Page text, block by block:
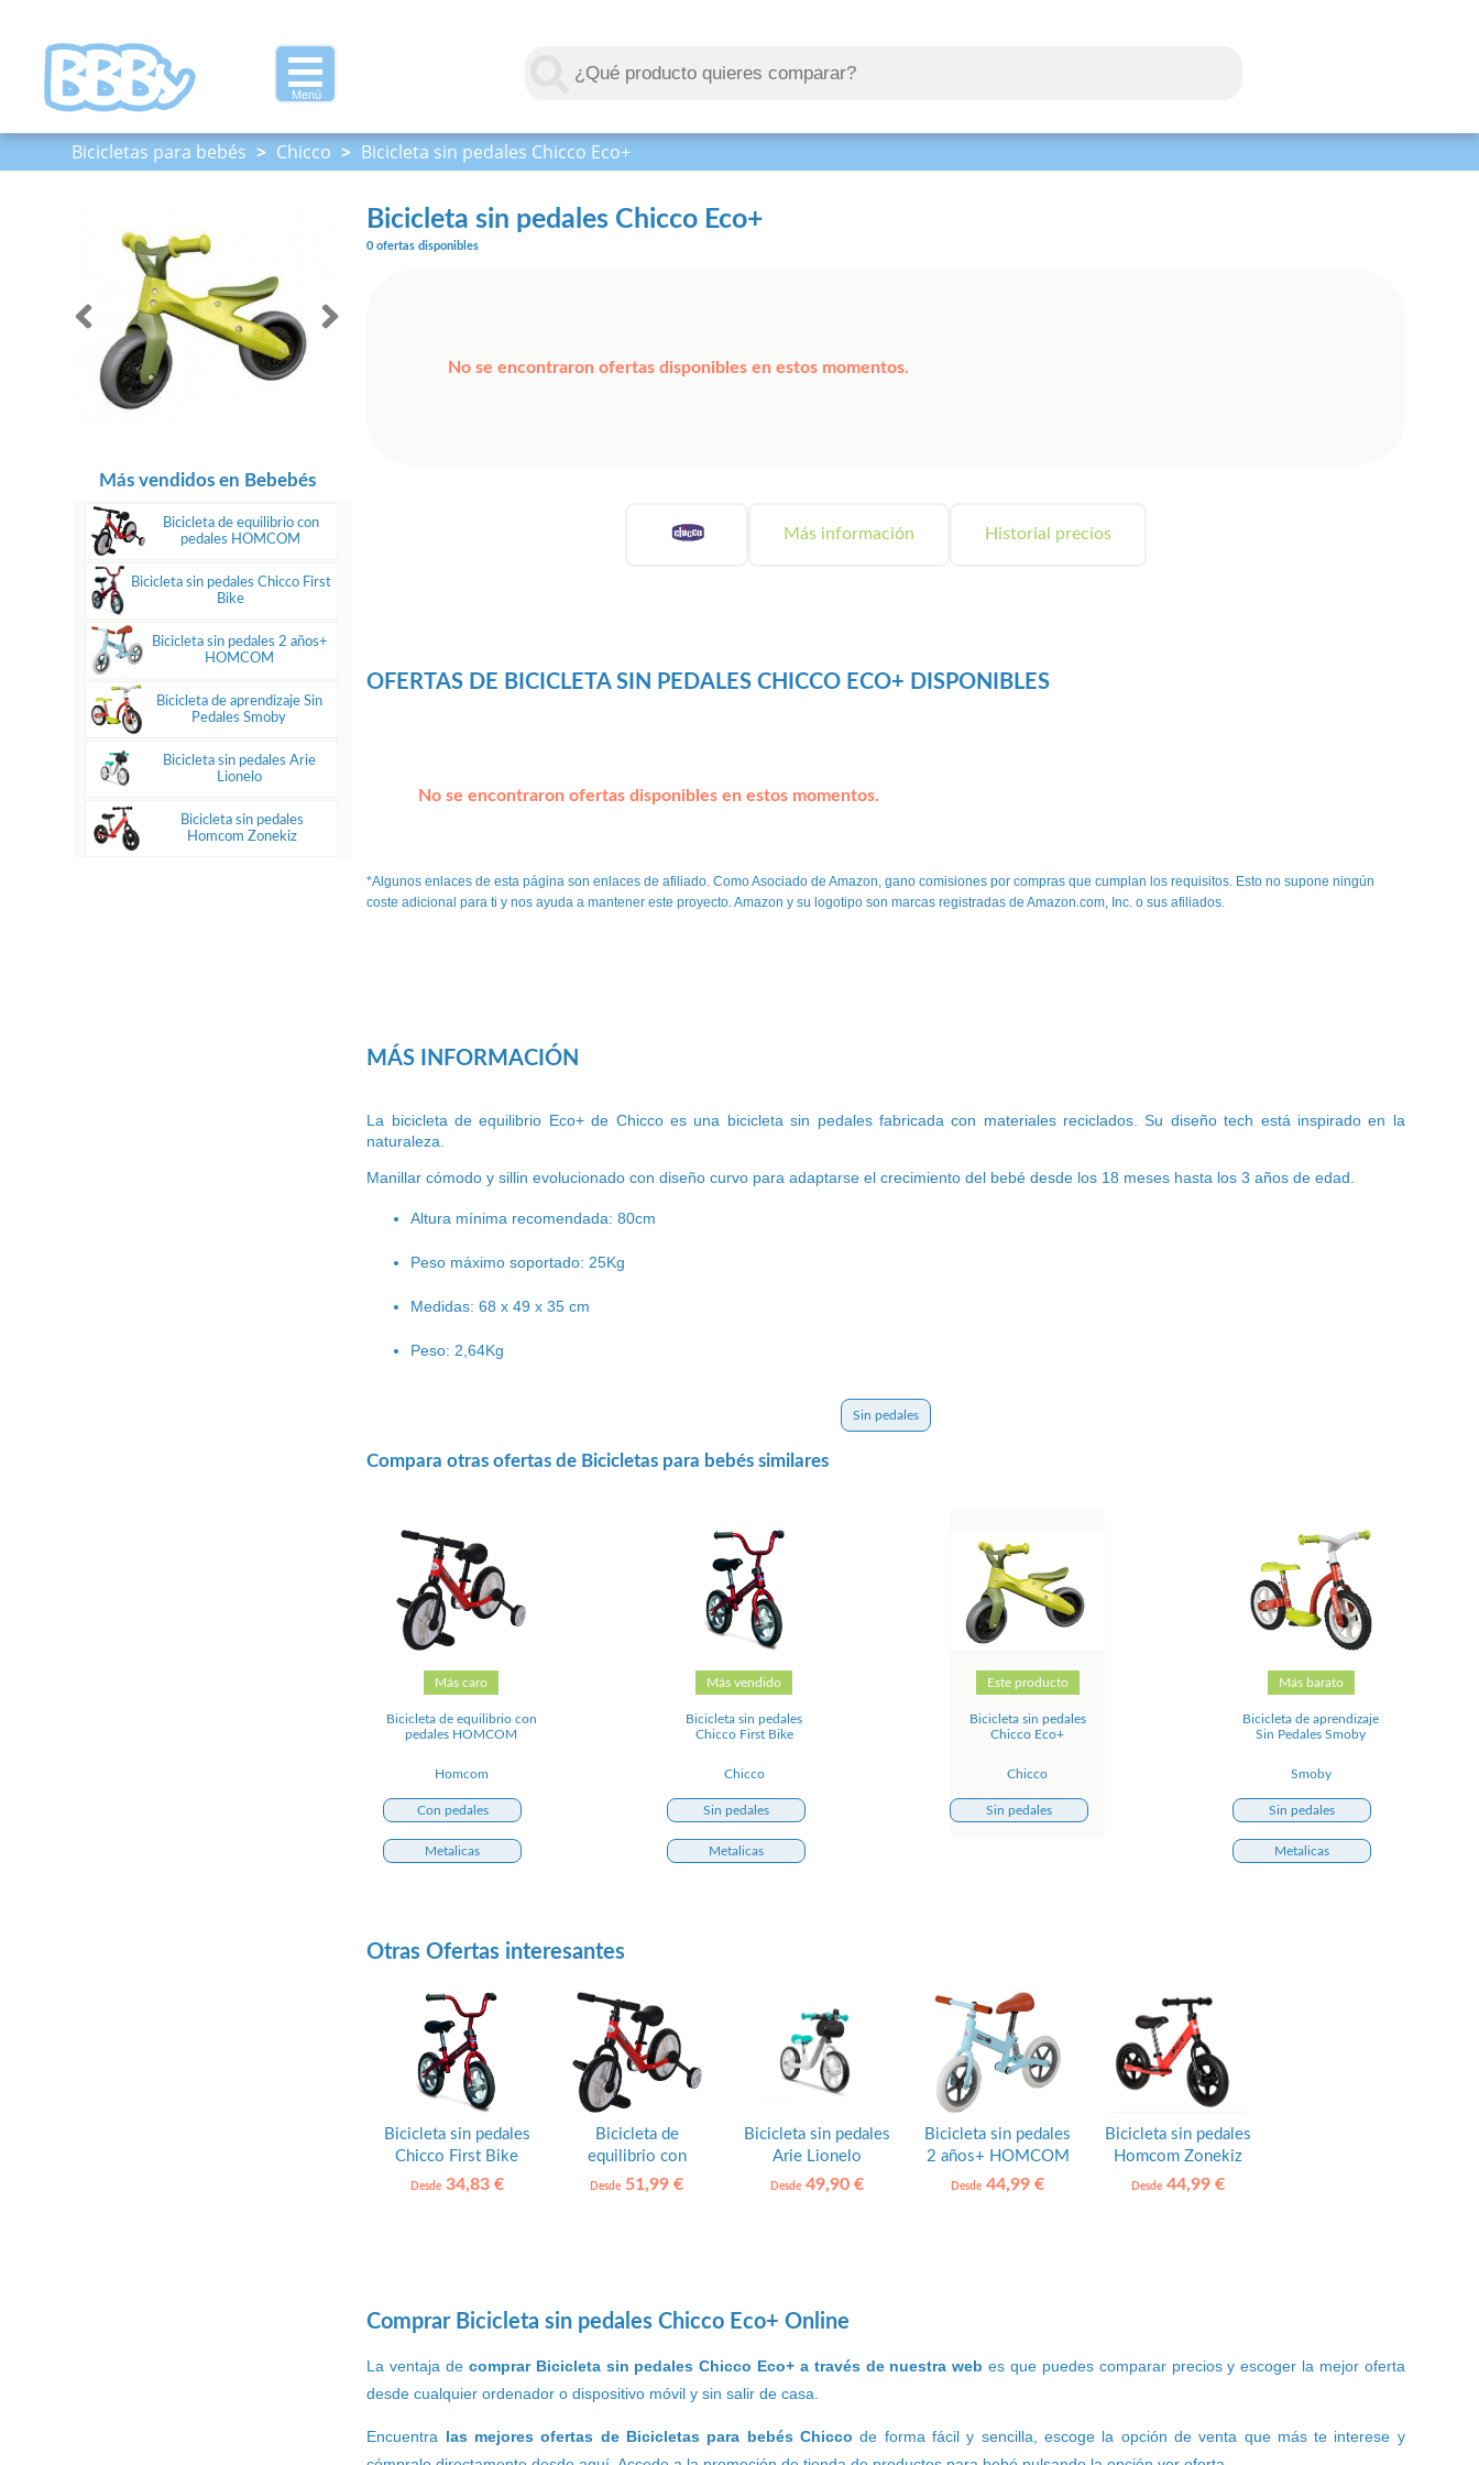
Menú
Bicicletas para bebés > Chicco > Bicicleta sin pedales Chicco Eco+
Bicicleta sin pedales Chicco Eco+
Más vendidos en Bebebés
Bicicleta de equilibrio con
pedales HOMCOM
Bicicleta sin pedales Chicco First
Bike
Bicicleta sin pedales 2 años+
HOMCOM
Bicicleta de aprendizaje Sin
Pedales Smoby
Bicicleta sin pedales Arie
Lionelo
Bicicleta sin pedales
Homcom Zonekiz
0 ofertas disponibles
No se encontraron ofertas disponibles en estos momentos.
Más información Historial precios
OFERTAS DE BICICLETA SIN PEDALES CHICCO ECO+ DISPONIBLES
No se encontraron ofertas disponibles en estos momentos.
*Algunos enlaces de esta página son enlaces de afiliado. Como Asociado de Amazon, gano comisiones por compras que cumplan los requisitos. Esto no supone ningún
coste adicional para ti y nos ayuda a mantener este proyecto. Amazon y su logotipo son marcas registradas de Amazon.com, Inc. o sus afiliados.
MÁS INFORMACIÓN
La bicicleta de equilibrio Eco+ de Chicco es una bicicleta sin pedales fabricada con materiales reciclados. Su diseño tech está inspirado en la
naturaleza.
Manillar cómodo y sillin evolucionado con diseño curvo para adaptarse el crecimiento del bebé desde los 18 meses hasta los 3 años de edad.
Altura mínima recomendada: 80cm
Peso máximo soportado: 25Kg
Medidas:68 x 49 x 35 cm
Peso: 2,64Kg
Sin pedales
Compara otras ofertas de Bicicletas para bebés similares
Más caro
Bicicleta de equilibrio con
pedales HOMCOM
Homcom
Con pedales
Metalicas
Más vendido
Bicicleta sin pedales
Chicco First Bike
Chicco
Sin pedales
Metalicas
Este producto
Bicicleta sin pedales
Chicco Eco+
Chicco
Sin pedales
Más barato
Bicicleta de aprendizaje
Sin Pedales Smoby
Smoby
Sin pedales
Metalicas
Otras Ofertas interesantes
Bicicleta sin pedales
Chicco First Bike
Desde34,83 €
Bicicleta de
equilibrio con
pedales HOMCOM
Desde 51,99 €
Bicicleta sin pedales
Arie Lionelo
Desde 49,90 €
Bicicleta sin pedales
2 años+ HOMCOM
Desde 44,99 €
Bicicleta sin pedales
Homcom Zonekiz
Desde44,99 €
Comprar Bicicleta sin pedales Chicco Eco+ Online
La ventaja de comprar Bicicleta sin pedales Chicco Eco+ a través de nuestra web es que puedes comparar precios y escoger la mejor oferta
desde cualquier ordenador o dispositivo móvil y sin salir de casa.
Encuentra las mejores ofertas de Bicicletas para bebés Chicco de forma fácil y sencilla, escoge la opción de venta que más te interese y